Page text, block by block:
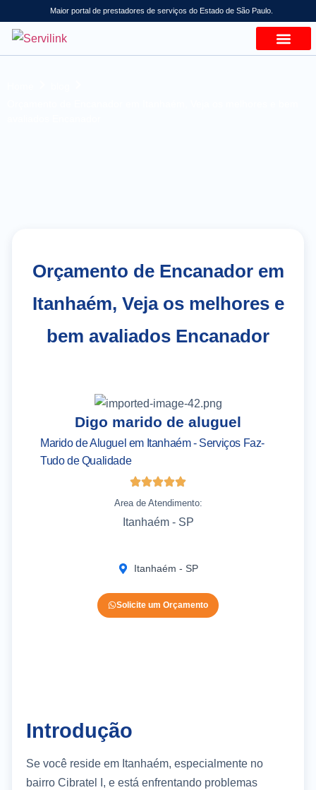
Maior portal de prestadores de serviços do Estado de São Paulo.
Orçamento de Encanador em
Itanhaém, Veja os melhores e
bem avaliados Encanador
Digo marido de aluguel
Marido de Aluguel em Itanhaém - Serviços Faz-
Tudo de Qualidade
Area de Atendimento:
Itanhaém - SP
Itanhaém - SP
Solicite um Orçamento
Introdução
Se você reside em Itanhaém, especialmente no
bairro Cibratel I, e está enfrentando problemas